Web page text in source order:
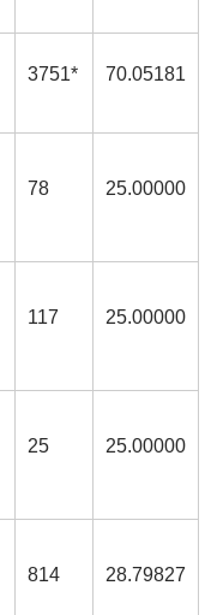
3751* 70.05181
78 25.00000
117 25.00000
25 25.00000
814 28.79827